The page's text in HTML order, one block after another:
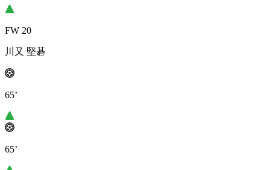
FW 20
川又 堅碁
65’
65’